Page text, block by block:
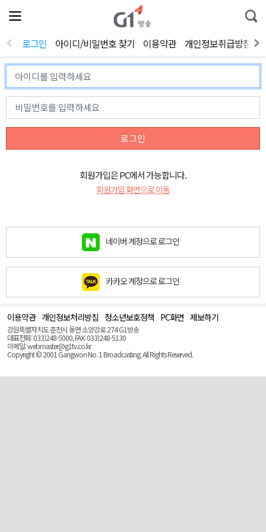
전
체
뉴
열
통
합
색
로그인 아이디/비밀번호 찾기 이용약관 개인정보취급방침
로그인
회원가입은 PC에서 가능합니다.
회원가입 화면으로 이동
네이버 계정으로 로그인
카카오 계정으로 로그인
이용약관 개인정보처리방침 청소년보호정책 PC화면 제보하기
강원특별자치도 춘천시 동면 소양강로 274 G1방송
대표전화: 033)248-5000, FAX: 033)248-5130
이메일: webmaster@g1tv.co.kr
Copyright © 2001 Gangwon No. 1 Broadcasting. All Rights Reserved.